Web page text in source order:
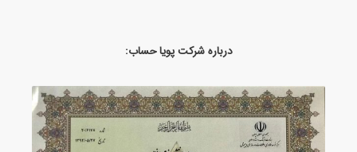
درباره شرکت پویا حساب: